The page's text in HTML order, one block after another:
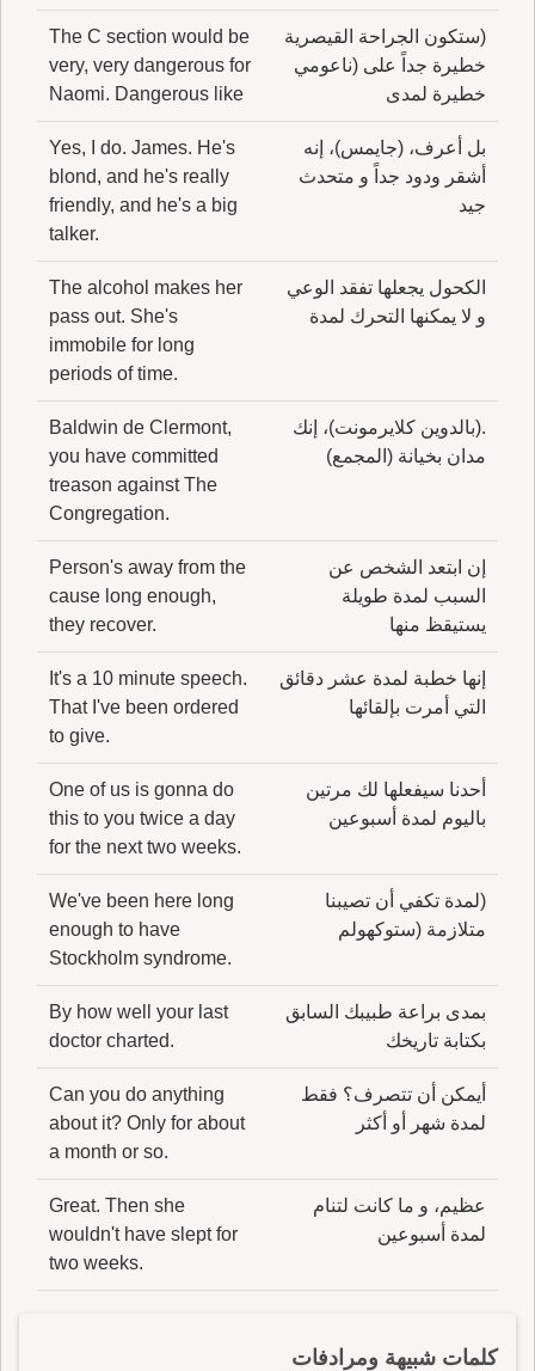
(ستكون الجراحة القيصرية
خطيرة جداً على (ناعومي
خطيرة لمدى
The C section would be
very, very dangerous for
Naomi. Dangerous like
بل أعرف، (جايمس)، إنه
أشقر ودود جداً و متحدث
جيد
Yes, I do. James. He's
blond, and he's really
friendly, and he's a big
talker.
الكحول يجعلها تفقد الوعي
و لا يمكنها التحرك لمدة
The alcohol makes her
pass out. She's
immobile for long
periods of time.
.(بالدوين كلايرمونت)، إنك
مدان بخيانة (المجمع)
Baldwin de Clermont,
you have committed
treason against The
Congregation.
إن ابتعد الشخص عن
السبب لمدة طويلة
يستيقظ منها
Person's away from the
cause long enough,
they recover.
إنها خطبة لمدة عشر دقائق
التي أمرت بإلقائها
It's a 10 minute speech.
That I've been ordered
to give.
أحدنا سيفعلها لك مرتين
باليوم لمدة أسبوعين
One of us is gonna do
this to you twice a day
for the next two weeks.
(لمدة تكفي أن تصيبنا
متلازمة (ستوكهولم
We've been here long
enough to have
Stockholm syndrome.
بمدى براعة طبيبك السابق
بكتابة تاريخك
By how well your last
doctor charted.
أيمكن أن تتصرف؟ فقط
لمدة شهر أو أكثر
Can you do anything
about it? Only for about
a month or so.
عظيم، و ما كانت لتنام
لمدة أسبوعين
Great. Then she
wouldn't have slept for
two weeks.
كلمات شبيهة ومرادفات